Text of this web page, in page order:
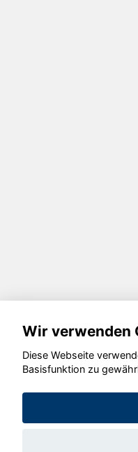
Wir verwenden
Diese Webseite
Basisfunktion zu